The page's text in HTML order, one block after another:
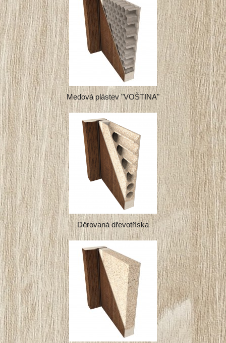
Medová plástev "VOŠTINA"
Děrovaná dřevotříska